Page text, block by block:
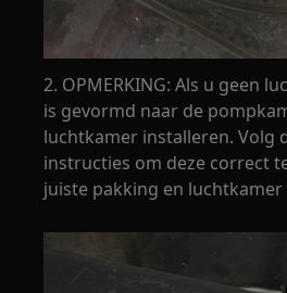
2. OPMERKING: Als u geen
is gevormd naar de
luchtkamer installeren. Volg
instructies om deze correct
juiste pakking en luchtkamer